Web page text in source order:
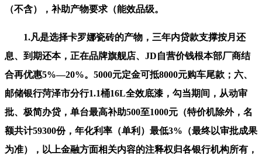
（不含），补助产物要求（能效品级。
1.凡是选择卡罗娜瓷砖的产物，三年内贷款支撑按月还
息、到期还本，正在品牌旗舰店、JD自营价钱根本部厂商结
合再优惠5%—20%。5000元定金可抵8000元购车尾款；六、
邮储银行菏泽市分行1.1桶16L全效底漆，勾当期间，从动审
批、极简办贷，单台最高补助500至1000元（特价机除外，名
额共计59300份，年化利率（单利）最低3%（最终以审批成果
为准），以上金融方面相关内容的注释权归各银行机构所有，